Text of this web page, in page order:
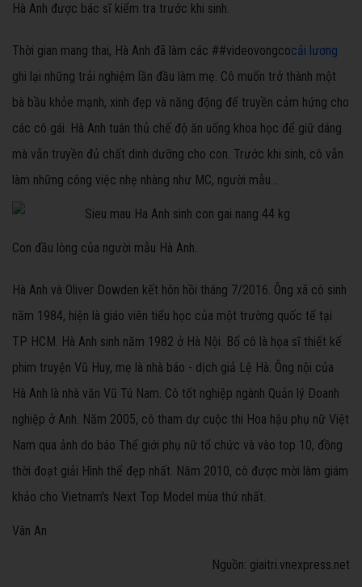
Hà Anh được bác sĩ kiểm tra trước khi sinh.
Thời gian mang thai, Hà Anh đã làm các ##videovongcocải lương
ghi lại những trải nghiệm lần đầu làm mẹ. Cô muốn trở thành một
bà bầu khỏe mạnh, xinh đẹp và năng động để truyền cảm hứng cho
các cô gái. Hà Anh tuân thủ chế độ ăn uống khoa học để giữ dáng
mà vẫn truyền đủ chất dinh dưỡng cho con. Trước khi sinh, cô vẫn
làm những công việc nhẹ nhàng như MC, người mẫu...
Con đầu lòng của người mẫu Hà Anh.
Hà Anh và Oliver Dowden kết hôn hồi tháng 7/2016. Ông xã cô sinh
năm 1984, hiện là giáo viên tiểu học của một trường quốc tế tại
TP HCM. Hà Anh sinh năm 1982 ở Hà Nội. Bố cô là họa sĩ thiết kế
phim truyện Vũ Huy, mẹ là nhà báo - dịch giả Lệ Hà. Ông nội của
Hà Anh là nhà văn Vũ Tú Nam. Cô tốt nghiệp ngành Quản lý Doanh
nghiệp ở Anh. Năm 2005, cô tham dự cuộc thi Hoa hậu phụ nữ Việt
Nam qua ảnh do báo Thế giới phụ nữ tổ chức và vào top 10, đồng
thời đoạt giải Hình thể đẹp nhất. Năm 2010, cô được mời làm giám
khảo cho Vietnam's Next Top Model mùa thứ nhất.
Vân An
Nguồn: giaitri.vnexpress.net